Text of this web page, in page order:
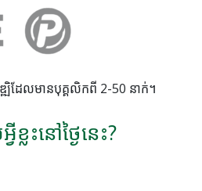
ែលមានបុគ្គលិកពី 2-50 នាក់។
ខ្លះនៅថ្ងៃនេះ?